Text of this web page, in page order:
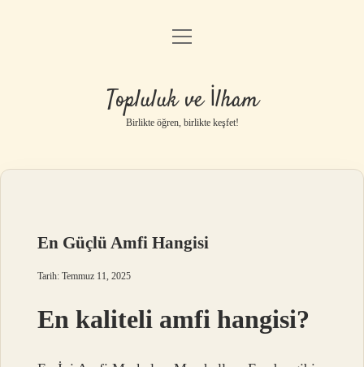
Anasayfa
Gizlilik Politikası
Yasal Uyarı
menüyü
Topluluk ve İlham
Birlikte öğren, birlikte keşfet!
En Güçlü Amfi Hangisi
Tarih: Temmuz 11, 2025
En kaliteli amfi hangisi?